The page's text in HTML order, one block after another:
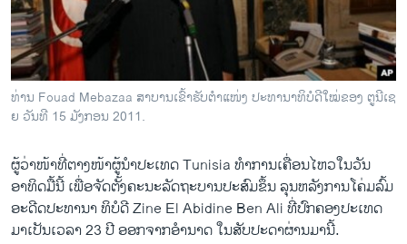
ທຸລະກິດ
ພາສາອັງກິດ
ວີດີໂອ
ສຽງ
ລາຍງານ
ຕິດຕາມພວກເຮົາ ທີ່
ທ່ານ Fouad Mebazaa ສາບານເຂົ້າຮັບຕໍາແໜ່ງ ປະທານາທິບໍດີໃໝ່ຂອງ ຕູນີເຊ
ຍ ວັນທີ 15 ມັງກອນ 2011.
ຜູ້​ວ່າ​ໜ້າ​ທີ່​ຕາງໜ້​າ​ຜູ້​ນໍາປະ​ເທດ Tunisia ​ທໍາ​ການ​ເຄື່ອນ​ໄຫວ​ໃນ​ວັນ​
ອາທິດມື້​ນີ້​ ​ເພື່ອຈັດ​ຕັ້ງ​ຄະນະ​ລັດຖະບານ​ປະສົມ​ຂຶ້ນ ລຸນຫລັງ​ການ​ໂຄ່​ມລົ້ມ​
ອະດີດ​ປະທານາ ທິບໍດີ Zine El Abidine Ben Ali ທີ່​ປົກຄອງ​ປະ​ເທດ​
ມາ​ເປັນ​ເວລາ 23 ປີ ອອກ​ຈາກ​ອໍານາດ ໃນ​ສັບປະດາ​ຜ່ານ​ມາ​ນີ້.